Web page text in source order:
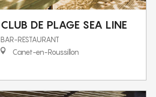
CLUB DE PLAGE SEA LINE
BAR-RESTAURANT
Canet-en-Roussillon